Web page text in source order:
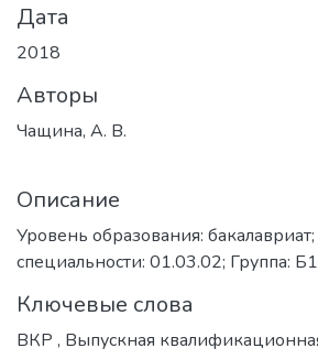
Дата
2018
Авторы
Чащина, А. В.
Описание
Уровень образования:
специальности: 01.03.02; Группа:
Ключевые слова
ВКР , Выпускная